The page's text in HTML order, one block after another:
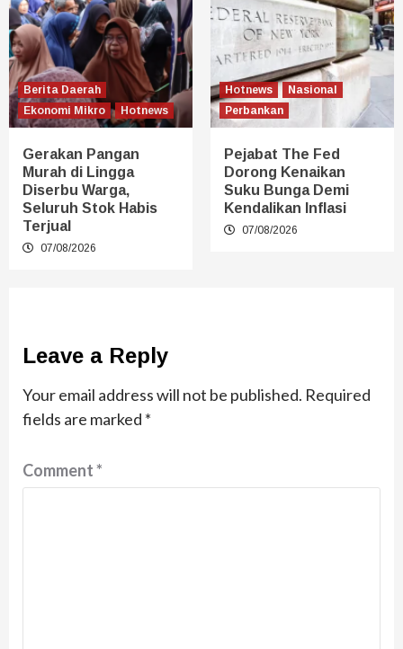
Berita Daerah
Ekonomi Mikro
Hotnews
Gerakan Pangan
Murah di Lingga
Diserbu Warga,
Seluruh Stok Habis
Terjual
07/08/2026
Hotnews
Nasional
Perbankan
Pejabat The Fed
Dorong Kenaikan
Suku Bunga Demi
Kendalikan Inflasi
07/08/2026
Leave a Reply
Your email address will not be published. Required
fields are marked *
Comment*